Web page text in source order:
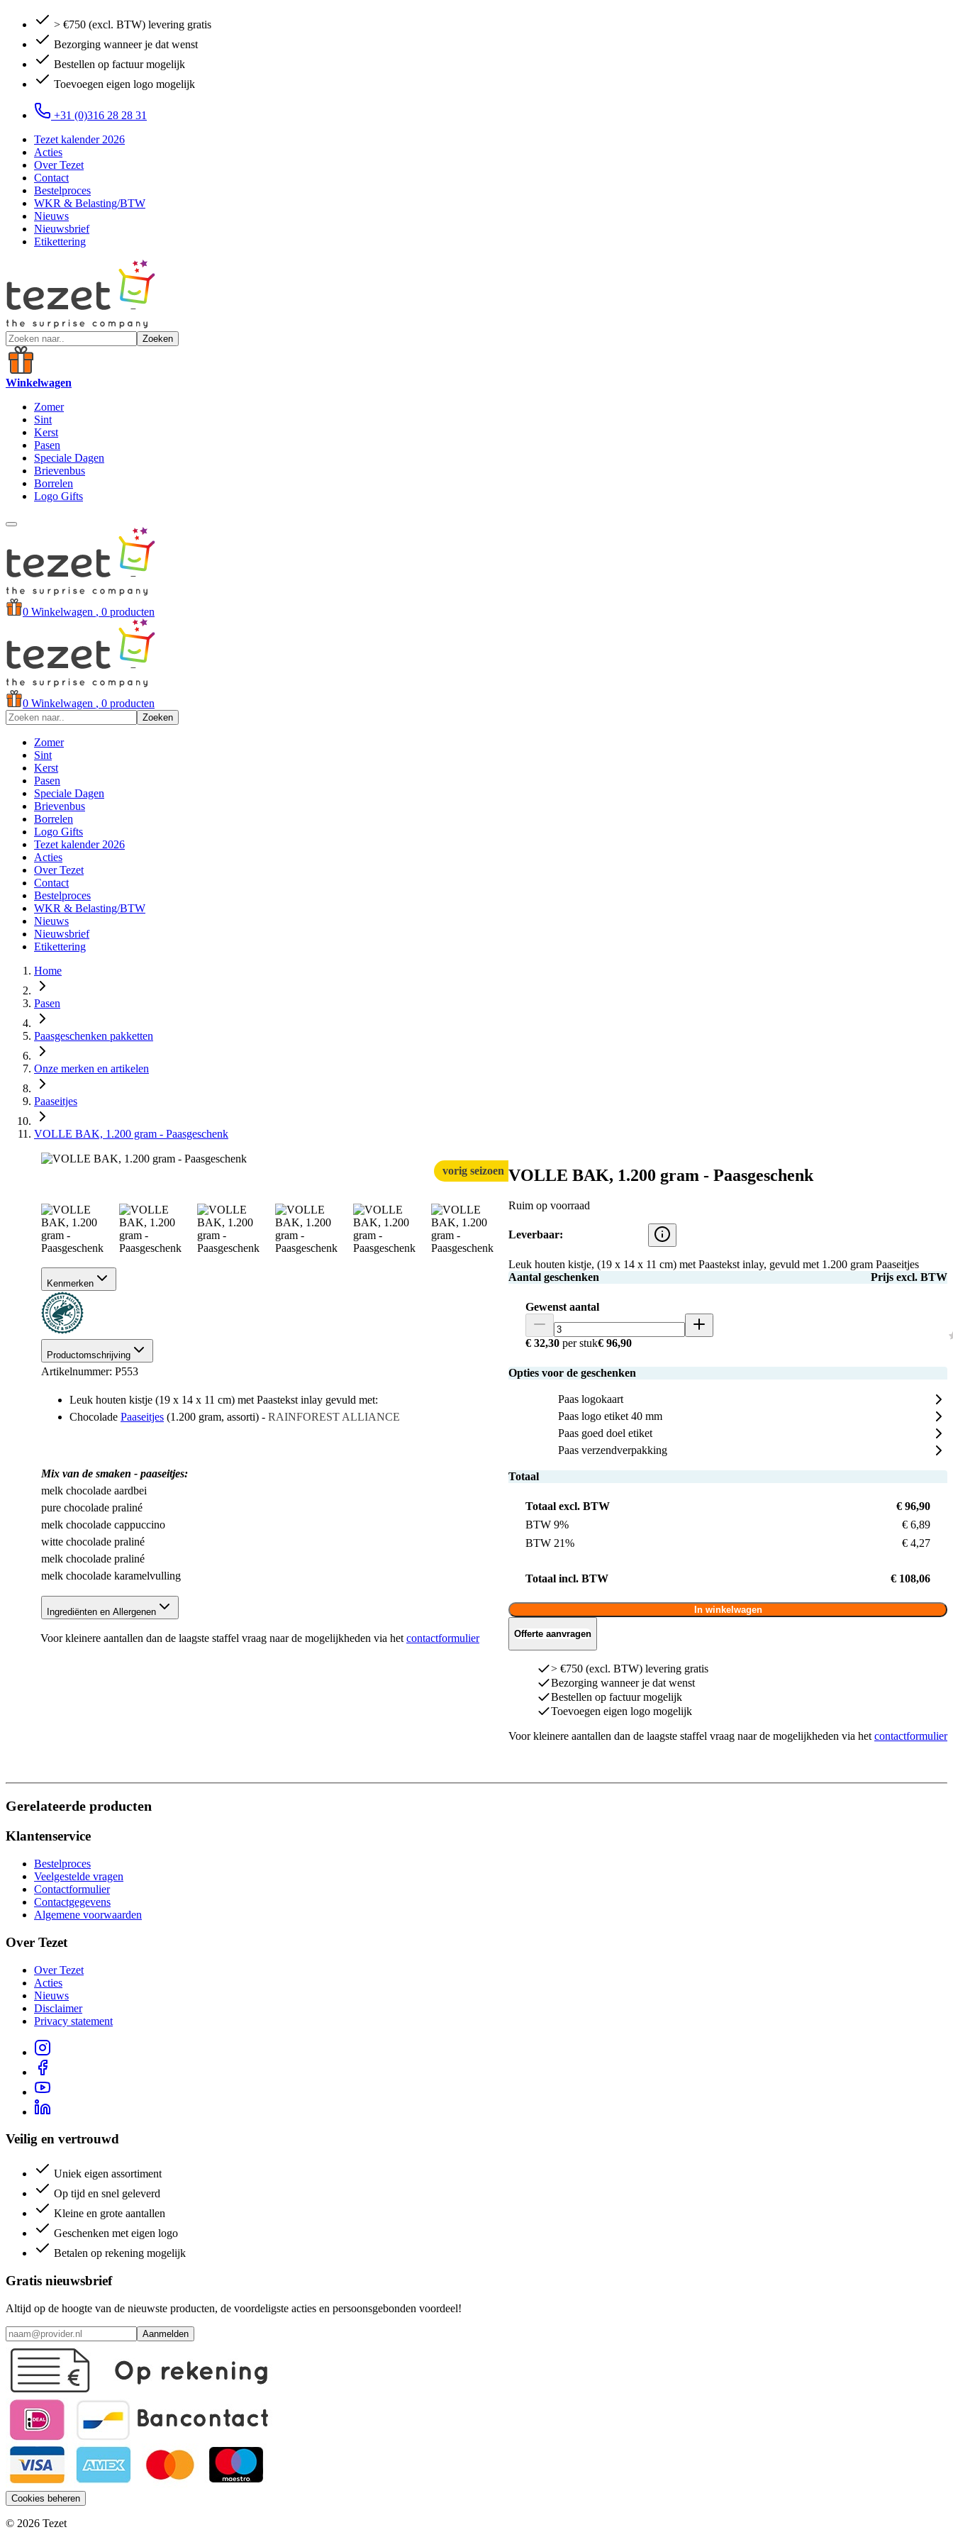
> €750 (excl. BTW) levering gratis
Bezorging wanneer je dat wenst
Bestellen op factuur mogelijk
Toevoegen eigen logo mogelijk
+31 (0)316 28 28 31
Tezet kalender 2026
Acties
Over Tezet
Contact
Bestelproces
WKR & Belasting/BTW
Nieuws
Nieuwsbrief
Etikettering
Zoeken
Winkelwagen
Zomer
Sint
Kerst
Pasen
Speciale Dagen
Brievenbus
Borrelen
Logo Gifts
0 Winkelwagen , 0 producten
0 Winkelwagen , 0 producten
Zoeken
Zomer
Sint
Kerst
Pasen
Speciale Dagen
Brievenbus
Borrelen
Logo Gifts
Tezet kalender 2026
Acties
Over Tezet
Contact
Bestelproces
WKR & Belasting/BTW
Nieuws
Nieuwsbrief
Etikettering
Home
Pasen
Paasgeschenken pakketten
Onze merken en artikelen
Paaseitjes
VOLLE BAK, 1.200 gram - Paasgeschenk
VOLLE BAK, 1.200 gram - Paasgeschenk
Ruim op voorraad
Leverbaar:
Leuk houten kistje, (19 x 14 x 11 cm) met Paastekst inlay, gevuld met 1.200 gram Paaseitjes
Aantal geschenken
Prijs excl. BTW
Gewenst aantal
€ 32,30 per stuk€ 96,90
Opties voor de geschenken
Paas logokaart
Paas logo etiket 40 mm
Paas goed doel etiket
Paas verzendverpakking
Totaal
Totaal excl. BTW
€ 96,90
BTW 9%
€ 6,89
BTW 21%
€ 4,27
Totaal incl. BTW € 108,06
In winkelwagen
Offerte aanvragen
> €750 (excl. BTW) levering gratis
Bezorging wanneer je dat wenst
Bestellen op factuur mogelijk
Toevoegen eigen logo mogelijk
Voor kleinere aantallen dan de laagste staffel vraag naar de mogelijkheden via hetcontactformulier
vorig seizoen
Kenmerken
Productomschrijving
Artikelnummer: P553
Leuk houten kistje (19 x 14 x 11 cm) met Paastekst inlay gevuld met:
Chocolade Paaseitjes (1.200 gram, assorti) - RAINFOREST ALLIANCE
Mix van de smaken - paaseitjes:
melk chocolade aardbei
pure chocolade praliné
melk chocolade cappuccino
witte chocolade praliné
melk chocolade praliné
melk chocolade karamelvulling
Ingrediënten en Allergenen
Voor kleinere aantallen dan de laagste staffel vraag naar de mogelijkheden via het contactformulier
Gerelateerde producten
Klantenservice
Bestelproces
Veelgestelde vragen
Contactformulier
Contactgegevens
Algemene voorwaarden
Over Tezet
Over Tezet
Acties
Nieuws
Disclaimer
Privacy statement
Veilig en vertrouwd
Uniek eigen assortiment
Op tijd en snel geleverd
Kleine en grote aantallen
Geschenken met eigen logo
Betalen op rekening mogelijk
Gratis nieuwsbrief
Altijd op de hoogte van de nieuwste producten, de voordeligste acties en persoonsgebonden voordeel!
Aanmelden
Cookies beheren
© 2026 Tezet